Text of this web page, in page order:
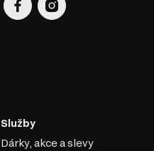
Služby
Dárky, akce a slevy